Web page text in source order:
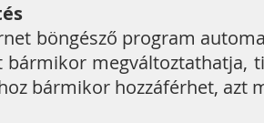
böngésző program
bármikor megváltoztathatja,
bármikor hozzáférhet, azt